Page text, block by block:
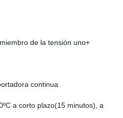
de la tensión uno+
continua
a corto plazo(15 minutos), a